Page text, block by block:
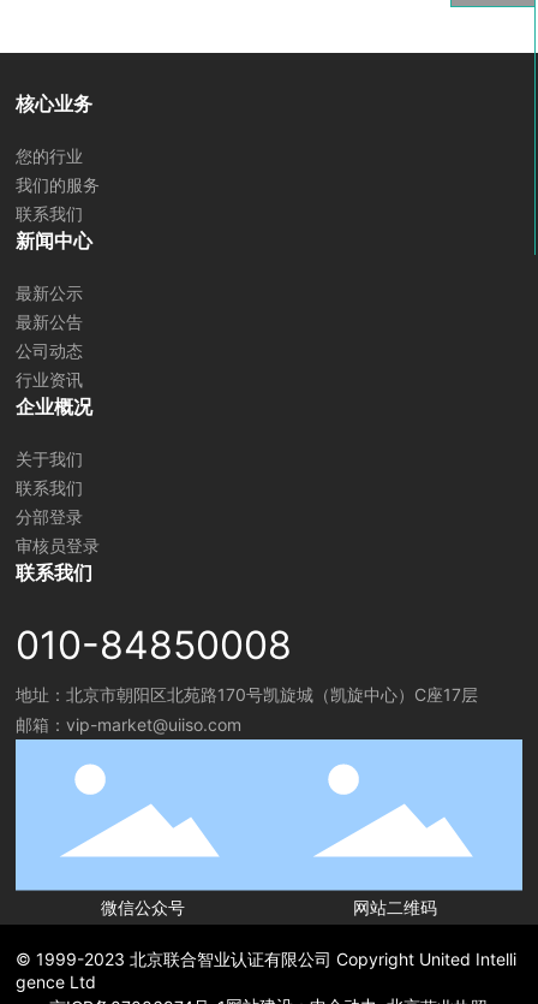
核心业务
您的行业
我们的服务
联系我们
新闻中心
最新公示
最新公告
公司动态
行业资讯
企业概况
关于我们
联系我们
分部登录
审核员登录
联系我们
010-84850008
地址：北京市朝阳区北苑路170号凯旋城（凯旋中心） C座17层
邮箱：vip-market@uiiso.com
微信公众号 网站二维码
© 1999-2023 北京联合智业认证有限公司 Copyright United Intelli
gence Ltd